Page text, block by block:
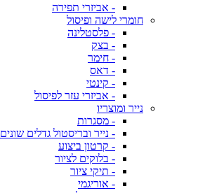
- אביזרי תפירה
חומרי לישה ופיסול
- פלסטלינה
- בצק
- חימר
- דאס
- קינטי
- אביזרי עזר לפיסול
נייר ומוצריו
- מסגרות
- נייר ובריסטול גדלים שונים
- קרטון ביצוע
- בלוקים לציור
- תיקי ציור
- אוריגמי